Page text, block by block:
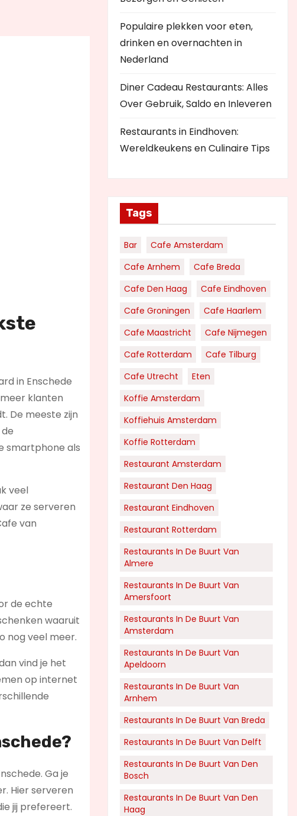
in Enschede
klanten
De meeste zijn
smartphone als
veel
ze serveren
van
de echte
waaruit
nog veel meer.
vind je het
op internet
Ga je
Hier serveren
jij prefereert.
Populaire plekken voor eten,
drinken en overnachten in
Nederland
Diner Cadeau Restaurants: Alles
Over Gebruik, Saldo en Inleveren
Restaurants in Eindhoven:
Wereldkeukens en Culinaire Tips
Tags
Bar
Cafe Amsterdam
Cafe Arnhem
Cafe Breda
Cafe Den Haag
Cafe Eindhoven
Cafe Groningen
Cafe Haarlem
Cafe Maastricht
Cafe Nijmegen
Cafe Rotterdam
Cafe Tilburg
Cafe Utrecht
Eten
Koffie Amsterdam
Koffiehuis Amsterdam
Koffie Rotterdam
Restaurant Amsterdam
Restaurant Den Haag
Restaurant Eindhoven
Restaurant Rotterdam
Restaurants In De Buurt Van
Almere
Restaurants In De Buurt Van
Amersfoort
Restaurants In De Buurt Van
Amsterdam
Restaurants In De Buurt Van
Apeldoorn
Restaurants In De Buurt Van
Arnhem
Restaurants In De Buurt Van Breda
Restaurants In De Buurt Van Delft
Restaurants In De Buurt Van Den
Bosch
Restaurants In De Buurt Van Den
Haag